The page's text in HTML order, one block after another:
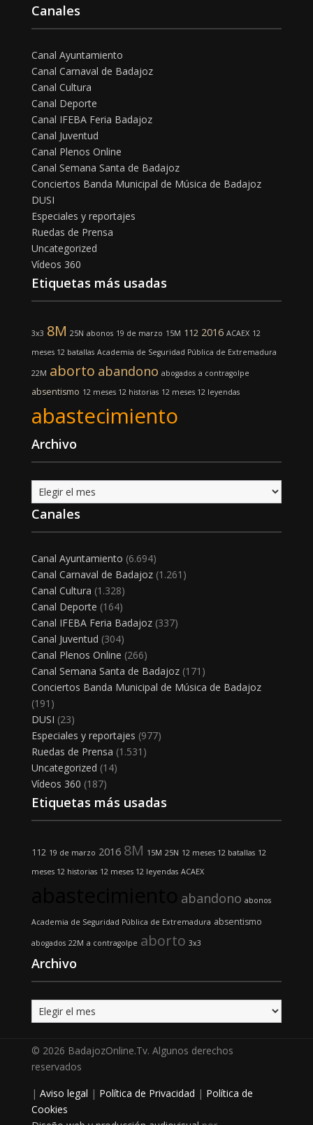
Canales
Canal Ayuntamiento
Canal Carnaval de Badajoz
Canal Cultura
Canal Deporte
Canal IFEBA Feria Badajoz
Canal Juventud
Canal Plenos Online
Canal Semana Santa de Badajoz
Conciertos Banda Municipal de Música de Badajoz
DUSI
Especiales y reportajes
Ruedas de Prensa
Uncategorized
Vídeos 360
Etiquetas más usadas
3x3 8M 25N abonos 19 de marzo 15M 112 2016 ACAEX 12
meses 12 batallas Academia de Seguridad Pública de Extremadura
22M aborto abandono abogados a contragolpe
absentismo 12 meses 12 historias 12 meses 12 leyendas
abastecimiento
Archivo
Archivo
Canales
Canal Ayuntamiento (6.694)
Canal Carnaval de Badajoz(1.261)
Canal Cultura (1.328)
Canal Deporte (164)
Canal IFEBA Feria Badajoz(337)
Canal Juventud (304)
Canal Plenos Online (266)
Canal Semana Santa de Badajoz(171)
Conciertos Banda Municipal de Música de Badajoz
(191)
DUSI (23)
Especiales y reportajes (977)
Ruedas de Prensa (1.531)
Uncategorized (14)
Vídeos 360 (187)
Etiquetas más usadas
112 19 de marzo 2016 8M 15M 25N 12 meses 12 batallas 12
meses 12 historias 12 meses 12 leyendas ACAEX
abandono abonos
Academia de Seguridad Pública de Extremadura absentismo
abogados 22M a contragolpe aborto 3x3
Archivo
Archivo
© 2026 BadajozOnline.Tv. Algunos derechos
reservados
| Aviso legal | Política de Privacidad | Política de
Cookies